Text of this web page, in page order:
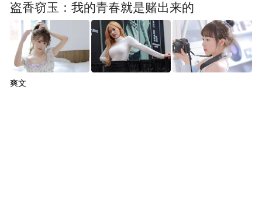
(本文章版权归凤凰网所有，未经授权，不得转载)
盗香窃玉：我的青春就是赌出来的
爽文